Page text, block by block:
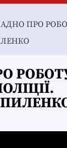
ПРО